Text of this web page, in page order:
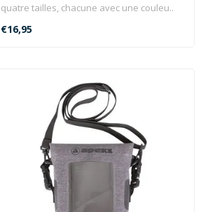
quatre tailles, chacune avec une couleu..
€16,95